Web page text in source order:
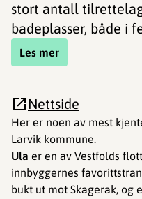
stort antall
badeplasser, både i
Les mer
Her er noen av mest
Larvik kommune.
Ula er en av Vestfolds
innbyggernes
bukt ut mot Skagerak, og
Nettside